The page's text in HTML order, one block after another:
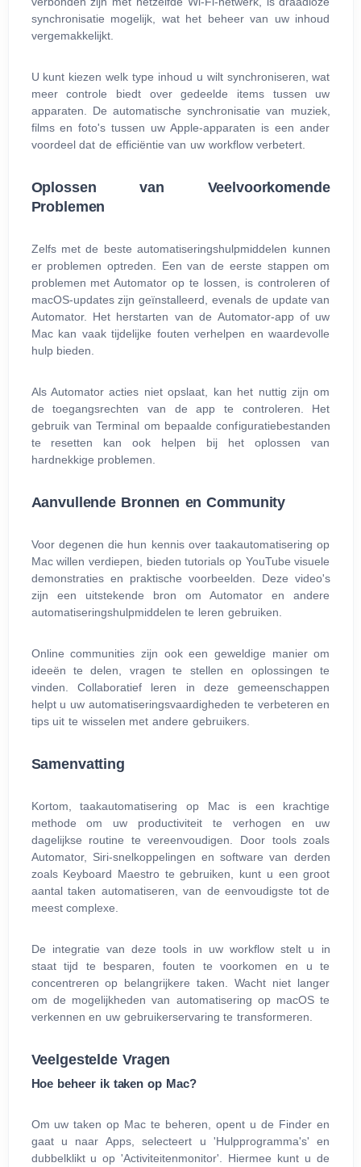
synchronisatie mogelijk, wat het beheer van uw inhoud
vergemakkelijkt.
U kunt kiezen welk type inhoud u wilt synchroniseren, wat
meer controle biedt over gedeelde items tussen uw
apparaten. De automatische synchronisatie van muziek,
films en foto's tussen uw Apple-apparaten is een ander
voordeel dat de efficiëntie van uw workflow verbetert.
Oplossen van Veelvoorkomende
Problemen
Zelfs met de beste automatiseringshulpmiddelen kunnen
er problemen optreden. Een van de eerste stappen om
problemen met Automator op te lossen, is controleren of
macOS-updates zijn geïnstalleerd, evenals de update van
Automator. Het herstarten van de Automator-app of uw
Mac kan vaak tijdelijke fouten verhelpen en waardevolle
hulp bieden.
Als Automator acties niet opslaat, kan het nuttig zijn om
de toegangsrechten van de app te controleren. Het
gebruik van Terminal om bepaalde configuratiebestanden
te resetten kan ook helpen bij het oplossen van
hardnekkige problemen.
Aanvullende Bronnen en Community
Voor degenen die hun kennis over taakautomatisering op
Mac willen verdiepen, bieden tutorials op YouTube visuele
demonstraties en praktische voorbeelden. Deze video's
zijn een uitstekende bron om Automator en andere
automatiseringshulpmiddelen te leren gebruiken.
Online communities zijn ook een geweldige manier om
ideeën te delen, vragen te stellen en oplossingen te
vinden. Collaboratief leren in deze gemeenschappen
helpt u uw automatiseringsvaardigheden te verbeteren en
tips uit te wisselen met andere gebruikers.
Samenvatting
Kortom, taakautomatisering op Mac is een krachtige
methode om uw productiviteit te verhogen en uw
dagelijkse routine te vereenvoudigen. Door tools zoals
Automator, Siri-snelkoppelingen en software van derden
zoals Keyboard Maestro te gebruiken, kunt u een groot
aantal taken automatiseren, van de eenvoudigste tot de
meest complexe.
De integratie van deze tools in uw workflow stelt u in
staat tijd te besparen, fouten te voorkomen en u te
concentreren op belangrijkere taken. Wacht niet langer
om de mogelijkheden van automatisering op macOS te
verkennen en uw gebruikerservaring te transformeren.
Veelgestelde Vragen
Hoe beheer ik taken op Mac?
Om uw taken op Mac te beheren, opent u de Finder en
gaat u naar Apps, selecteert u 'Hulpprogramma's' en
dubbelklikt u op 'Activiteitenmonitor'. Hiermee kunt u de